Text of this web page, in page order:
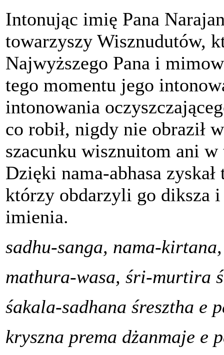
Intonując imię Pana
towarzyszy Wisznudutów,
Najwyższego Pana i
tego momentu jego
intonowania
co robił, nigdy nie obraził
szacunku wisznuitom ani
Dzięki nama-abhasa
którzy obdarzyli go diksza
imienia.
sadhu-sanga, nama-
mathura-wasa, śri-murtira
śakala-sadhana śresztha e
kryszna prema dżanmaje e